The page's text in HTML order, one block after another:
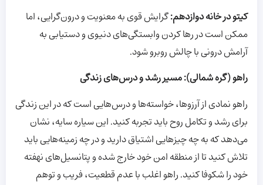
کیتو در خانه دوازدهم:گرایش قوی به معنویت و درون‌گرایی، اما
ممکن است در رها کردن وابستگی‌های دنیوی و دستیابی به
آرامش درونی با چالش روبرو شود.
راهو (گره شمالی): مسیر رشد و درس‌های زندگی
راهو نمادی از آرزوها، خواسته‌ها و درس‌هایی است که در این زندگی
برای رشد و تکامل روح باید تجربه کنید. این سیاره سایه، نشان
می‌دهد که به چه چیزهایی اشتیاق دارید و در چه زمینه‌هایی باید
تلاش کنید تا از منطقه امن خود خارج شده و پتانسیل‌های نهفته
خود را شکوفا کنید. راهو اغلب با عدم قطعیت، فریب و توهم